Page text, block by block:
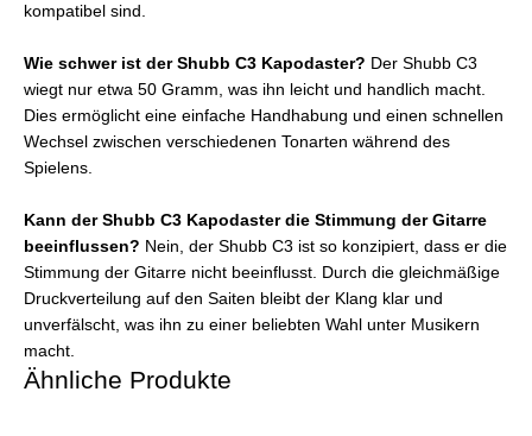
kompatibel sind.
Wie schwer ist der Shubb C3 Kapodaster? Der Shubb C3
wiegt nur etwa 50 Gramm, was ihn leicht und handlich macht.
Dies ermöglicht eine einfache Handhabung und einen schnellen
Wechsel zwischen verschiedenen Tonarten während des
Spielens.
Kann der Shubb C3 Kapodaster die Stimmung der Gitarre
beeinflussen? Nein, der Shubb C3 ist so konzipiert, dass er die
Stimmung der Gitarre nicht beeinflusst. Durch die gleichmäßige
Druckverteilung auf den Saiten bleibt der Klang klar und
unverfälscht, was ihn zu einer beliebten Wahl unter Musikern
macht.
Ähnliche Produkte